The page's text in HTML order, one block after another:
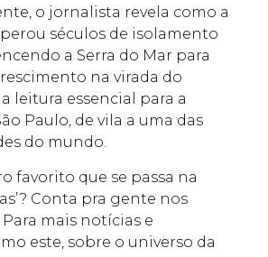
o jornalista revela como a
séculos de isolamento
a Serra do Mar para
na virada do
leitura essencial para a
Paulo, de vila a uma das
do mundo.
favorito que se passa na
Conta pra gente nos
mais notícias e
este, sobre o universo da